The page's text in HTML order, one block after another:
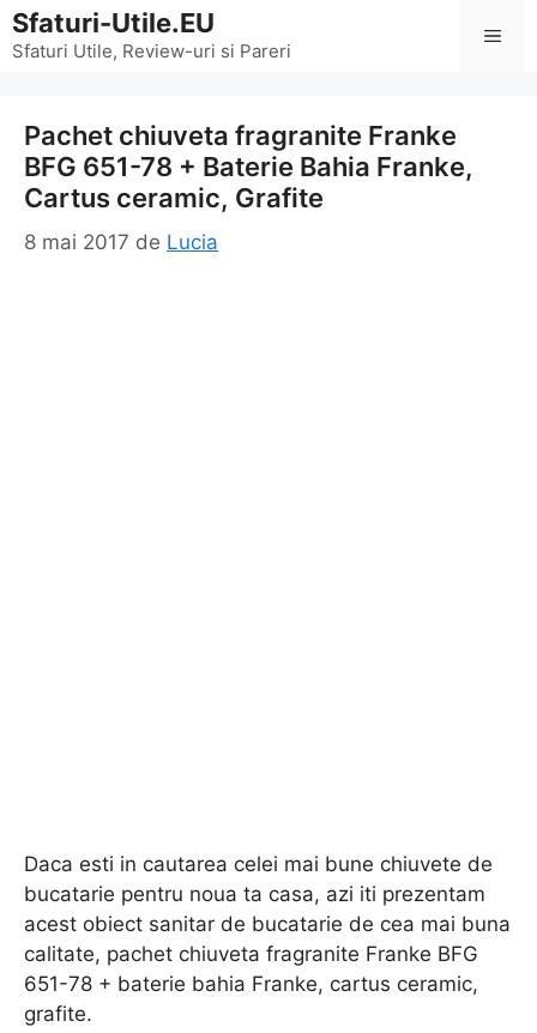
Sari
la
Sfaturi-Utile.EU
Sfaturi Utile, Review-uri si Pareri
Pachet chiuveta fragranite Franke
BFG 651-78 + Baterie Bahia Franke,
Cartus ceramic, Grafite
8 mai 2017 de Lucia
Daca esti in cautarea celei mai bune chiuvete de
bucatarie pentru noua ta casa, azi iti prezentam
acest obiect sanitar de bucatarie de cea mai buna
calitate, pachet chiuveta fragranite Franke BFG
651-78 + baterie bahia Franke, cartus ceramic,
grafite.